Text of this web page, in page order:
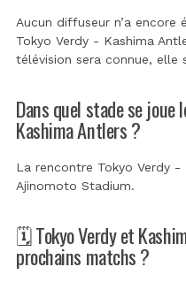
Aucun diffuseur n’a
Tokyo Verdy - Kashima
télévision sera connue, elle
Dans quel stade se joue
Kashima Antlers ?
La rencontre Tokyo Verdy -
Ajinomoto Stadium.
🗓️ Tokyo Verdy et
prochains matchs ?